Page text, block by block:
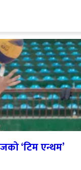
‘टिम एन्थम’